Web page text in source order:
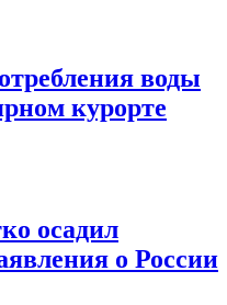
воды
курорте
осадил
о России